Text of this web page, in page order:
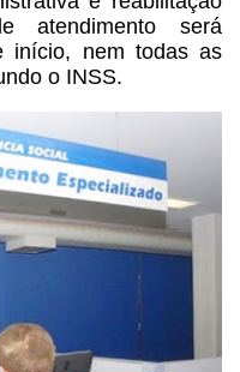
atendimento será
nem todas as
o INSS.